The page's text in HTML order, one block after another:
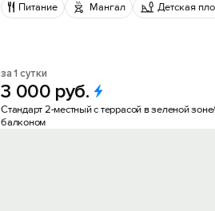
Питание Мангал Детская
за 1 сутки
3 000 руб.
Стандарт 2-местный с террасой в зеленой
балконом